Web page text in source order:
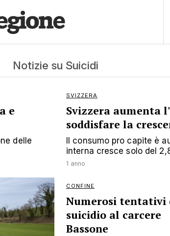
Notizie su Suicidi
e
delle
SVIZZERA
Svizzera aumenta
soddisfare la
Il consumo pro capite è
interna cresce solo del
1 anno
CONFINE
Numerosi tentativi
suicidio al carcere
Bassone